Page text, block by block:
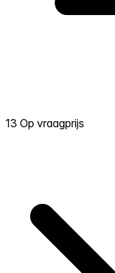
13 Op vraagprijs